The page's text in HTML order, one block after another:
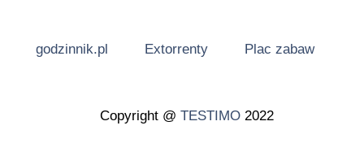
godzinnik.pl Extorrenty Plac zabaw
Copyright @ TESTIMO 2022